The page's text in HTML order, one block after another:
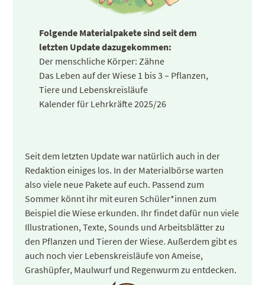
Folgende Materialpakete sind seit dem
letzten Update dazugekommen:
Der menschliche Körper: Zähne
Das Leben auf der Wiese 1 bis 3 – Pflanzen,
Tiere und Lebenskreisläufe
Kalender für Lehrkräfte 2025/26
Seit dem letzten Update war natürlich auch in der
Redaktion einiges los. In der Materialbörse warten
also viele neue Pakete auf euch. Passend zum
Sommer könnt ihr mit euren Schüler*innen zum
Beispiel die Wiese erkunden. Ihr findet dafür nun viele
Illustrationen, Texte, Sounds und Arbeitsblätter zu
den Pflanzen und Tieren der Wiese. Außerdem gibt es
auch noch vier Lebenskreisläufe von Ameise,
Grashüpfer, Maulwurf und Regenwurm zu entdecken.